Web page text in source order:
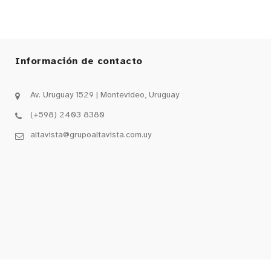
Información de contacto
Av. Uruguay 1529 | Montevideo, Uruguay
(+598) 2403 8380
altavista@grupoaltavista.com.uy